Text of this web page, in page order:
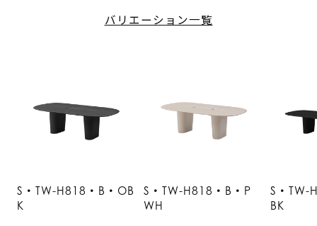
バリエーション一覧
S・TW-H818・B・OB
K
S・TW-H818・B・P
WH
S・TW-
BK